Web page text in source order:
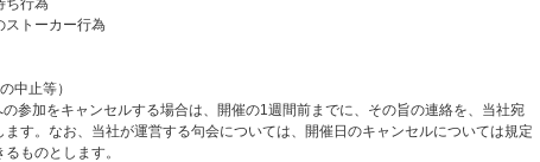
ち行為
トーカー行為
中止等）
参加をキャンセルする場合は、開催の1週間前までに、その旨の連絡を、当社宛
す。なお、当社が運営する句会については、開催日のキャンセルについては規定
ものとします。